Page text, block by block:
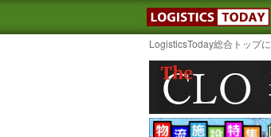
LogisticsToday総合トップ